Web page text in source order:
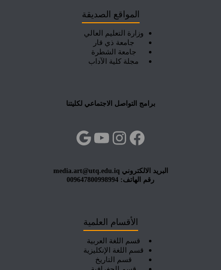
المواقع الصديقة
وزارة التعليم العالي
جامعة ذي قار
جامعة الشطرة
مجلة كلية الآداب
برامج التواصل الاجتماعي لكليتنا
فيسبوك
إنستجرام
يوتيوب
البريد الالكتروني media.art@utq.edu.iq
رقم الهاتف: 009647800998994
الأقسام العلمية
قسم اللغة العربية
قسم اللغة الإنكليزية
قسم التاريخ